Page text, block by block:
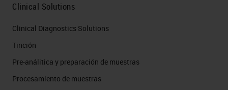
Clinical Solutions
Clinical Diagnostics Solutions
Tinción
Pre-análitica y preparación de muestras
Procesamiento de muestras